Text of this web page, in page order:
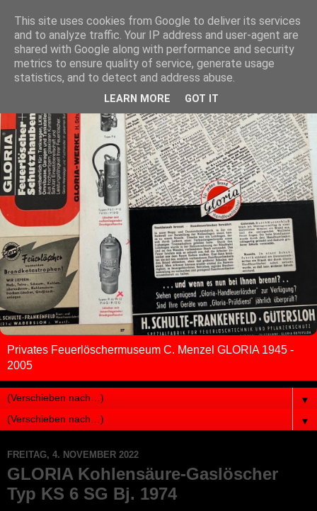
Privates Feuerlöschermuseum C. Menzel GLORIA 1945 -
2005
▼
▼
FREITAG, 4. NOVEMBER 2022
GLORIA Kohlensäure-Gaslöscher
Typ KS 6 SG Bj. 1974
This site uses cookies from Google to deliver its services
and to analyze traffic. Your IP address and user-agent are
shared with Google along with performance and security
metrics to ensure quality of service, generate usage
statistics, and to detect and address abuse.
LEARN MORE GOT IT